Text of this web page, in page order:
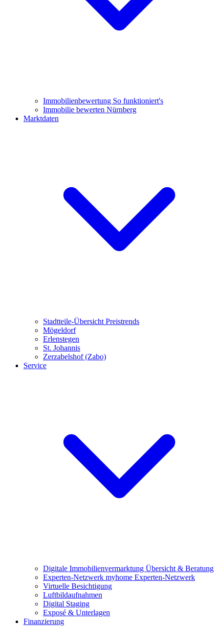
Immobilienbewertung So funktioniert's
Immobilie bewerten Nürnberg
Marktdaten
Stadtteile-Übersicht Preistrends
Mögeldorf
Erlenstegen
St. Johannis
Zerzabelshof (Zabo)
Service
Digitale Immobilienvermarktung Übersicht & Beratung
Experten-Netzwerk myhome Experten-Netzwerk
Virtuelle Besichtigung
Luftbildaufnahmen
Digital Staging
Exposé & Unterlagen
Finanzierung